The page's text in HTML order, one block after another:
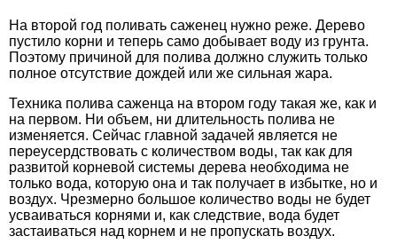
На второй год поливать саженец нужно реже. Дерево
пустило корни и теперь само добывает воду из грунта.
Поэтому причиной для полива должно служить только
полное отсутствие дождей или же сильная жара.
Техника полива саженца на втором году такая же, как и
на первом. Ни объем, ни длительность полива не
изменяется. Сейчас главной задачей является не
переусердствовать с количеством воды, так как для
развитой корневой системы дерева необходима не
только вода, которую она и так получает в избытке, но и
воздух. Чрезмерно большое количество воды не будет
усваиваться корнями и, как следствие, вода будет
застаиваться над корнем и не пропускать воздух.